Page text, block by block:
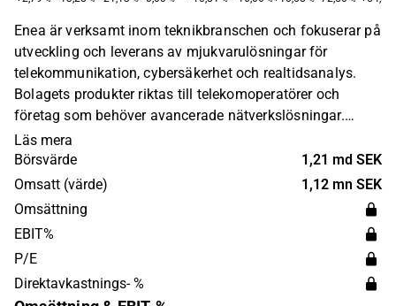
Enea är verksamt inom teknikbranschen och fokuserar på
utveckling och leverans av mjukvarulösningar för
telekommunikation, cybersäkerhet och realtidsanalys.
Bolagets produkter riktas till telekomoperatörer och
företag som behöver avancerade nätverkslösningar.
Verksamheten är internationell och riktar sig till kunder
globalt. Enea grundades 1968 och har sitt huvudkontor i
Solna.
Läs mera
Börsvärde
1,21 md SEK
Omsatt (värde)
1,12 mn SEK
Omsättning
EBIT%
P/E
Direktavkastnings- %